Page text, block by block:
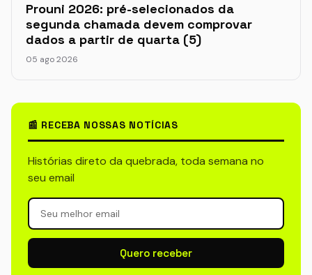
Prouni 2026: pré-selecionados da
segunda chamada devem comprovar
dados a partir de quarta (5)
05 ago 2026
📰 RECEBA NOSSAS NOTÍCIAS
Histórias direto da quebrada, toda semana no
seu email
Quero receber